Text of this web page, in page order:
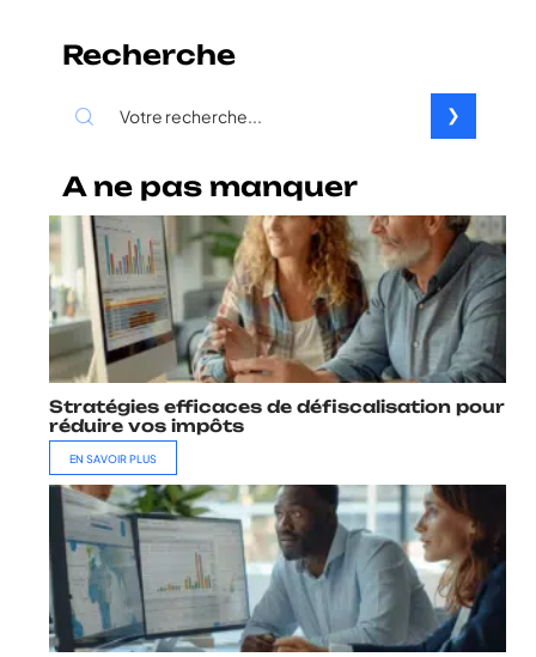
Recherche
A ne pas manquer
Stratégies efficaces de défiscalisation pour
réduire vos impôts
EN SAVOIR PLUS